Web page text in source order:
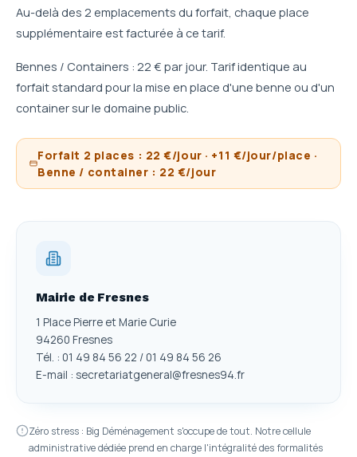
Au-delà des 2 emplacements du forfait, chaque place
supplémentaire est facturée à ce tarif.
Bennes / Containers : 22 € par jour. Tarif identique au
forfait standard pour la mise en place d'une benne ou d'un
container sur le domaine public.
Forfait 2 places : 22 €/jour · +11 €/jour/place ·
Benne / container : 22 €/jour
Mairie de Fresnes
1 Place Pierre et Marie Curie
94260 Fresnes
Tél. : 01 49 84 56 22 / 01 49 84 56 26
E-mail : secretariatgeneral@fresnes94.fr
Zéro stress : Big Déménagement s'occupe de tout. Notre cellule
administrative dédiée prend en charge l'intégralité des formalités